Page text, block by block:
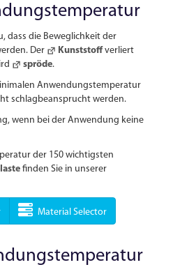
dass die Beweglichkeit der
Der
Kunststoffverliert
spröde.
Anwendungs­temperatur
schlagbeansprucht werden.
wenn bei der Anwendung keine
der 150 wichtigsten
finden Sie in unserer
Material Selector